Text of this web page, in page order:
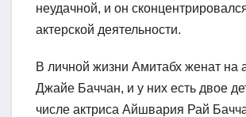
неудачной, и он
актерской деятельности.
В личной жизни Амитабх женат на
Джайе Баччан, и у них есть двое
числе актриса Айшвария Рай